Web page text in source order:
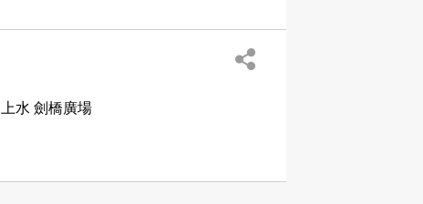
上水 劍橋廣場